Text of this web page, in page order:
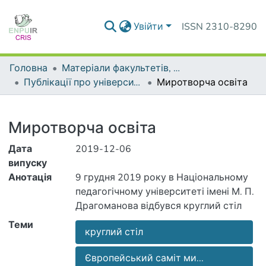
Увійти ISSN 2310-8290
Головна
Матеріали факультетів, інститутів, підрозділів
Публікації про університет у засобах масової інформації
Миротворча освіта
Миротворча освіта
Дата
випуску
2019-12-06
Анотація
9 грудня 2019 року в Національному
педагогічному університеті імені М. П.
Драгоманова відбувся круглий стіл
"Освіта заради миру та розвитку
людства" за участі Федерації
всесвітнього миру та Української
Ради Миру. Йому передував
Теми
круглий стіл
Європейський саміт ми...